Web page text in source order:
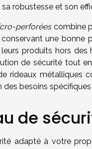
robustesse et son
perforéescombine
une
produits hors des
de sécurité tout
rideaux métalliques
besoins
de
adapté à votre